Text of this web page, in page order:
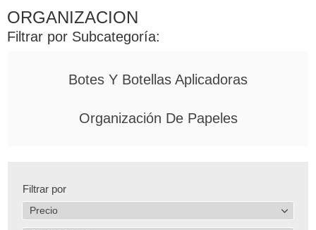
ORGANIZACION
Filtrar por Subcategoría:
Botes Y Botellas Aplicadoras
Organización De Papeles
Filtrar por
Precio